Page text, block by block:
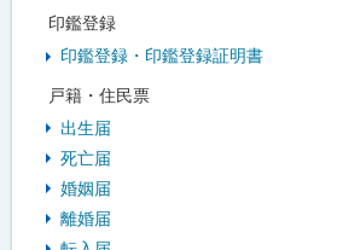
印鑑登録
印鑑登録・印鑑登録証明書
戸籍・住民票
出生届
死亡届
婚姻届
離婚届